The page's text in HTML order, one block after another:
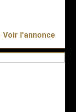
Voir l'annonce